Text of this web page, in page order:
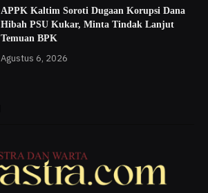
APPK Kaltim Soroti Dugaan Korupsi Dana
Hibah PSU Kukar, Minta Tindak Lanjut
Temuan BPK
Agustus 6, 2026